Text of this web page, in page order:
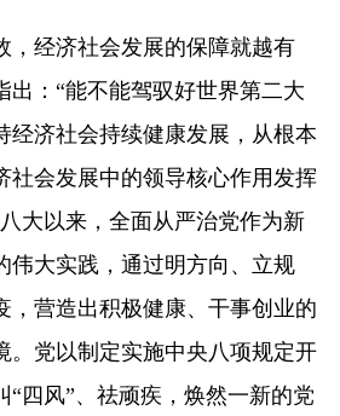
，经济社会发展的保障就越有
出：“能不能驾驭好世界第二大
经济社会持续健康发展，从根本
社会发展中的领导核心作用发挥
大以来，全面从严治党作为新
伟大实践，通过明方向、立规
，营造出积极健康、干事创业的
。党以制定实施中央八项规定开
“四风”、祛顽疾，焕然一新的党